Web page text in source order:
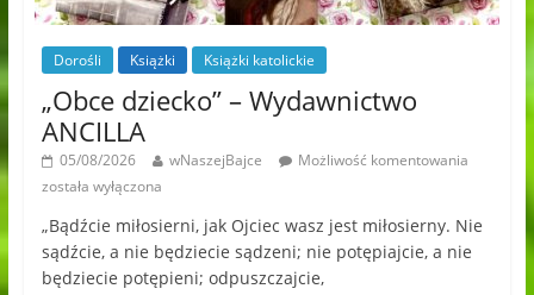
Dorośli Książki Książki katolickie
„Obce dziecko” – Wydawnictwo
ANCILLA
05/08/2026 wNaszejBajce
Możliwość komentowania
została wyłączona
„Bądźcie miłosierni, jak Ojciec wasz jest miłosierny. Nie
sądźcie, a nie będziecie sądzeni; nie potępiajcie, a nie
będziecie potępieni; odpuszczajcie,